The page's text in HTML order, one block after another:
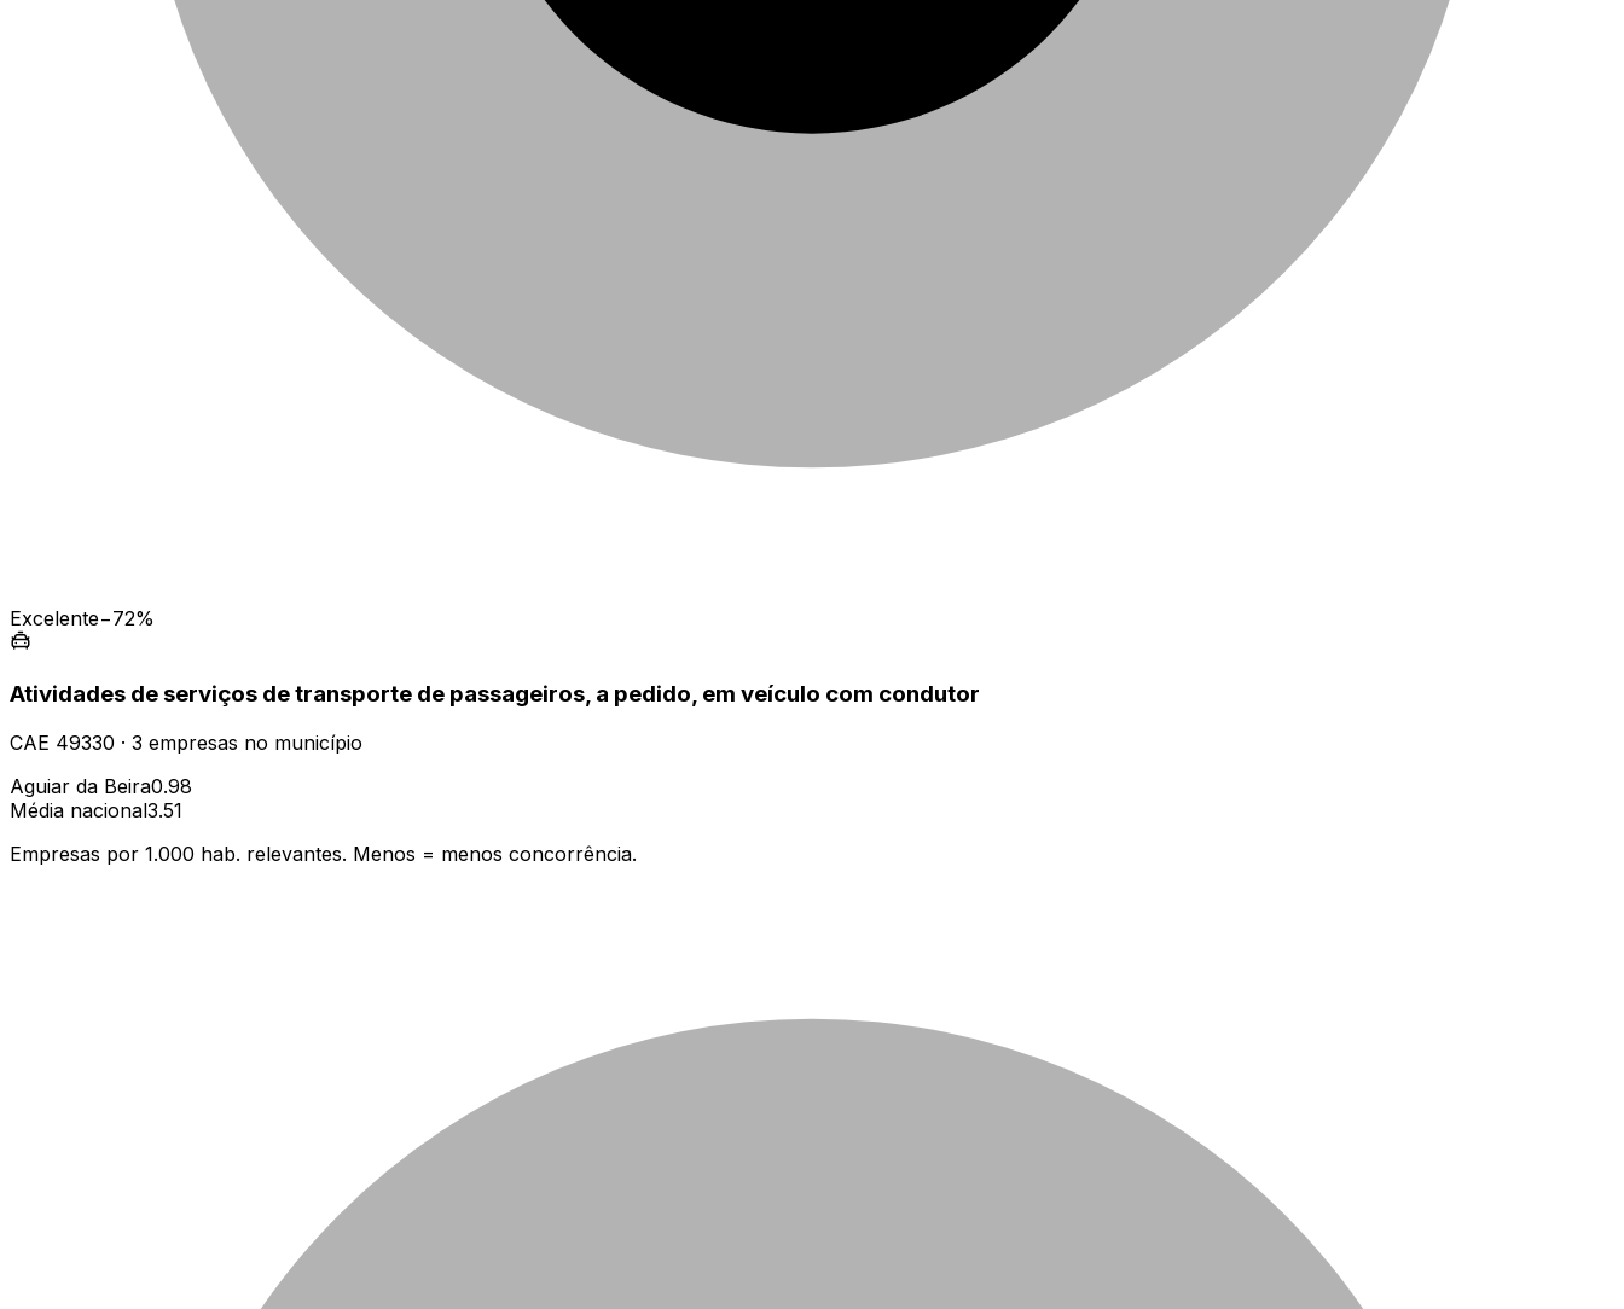
Excelente−72%
Atividades de serviços de transporte de passageiros, a pedido, em veículo com condutor
CAE 49330 · 3 empresas no município
Aguiar da Beira0.98
Média nacional3.51
Empresas por 1.000 hab. relevantes. Menos = menos concorrência.